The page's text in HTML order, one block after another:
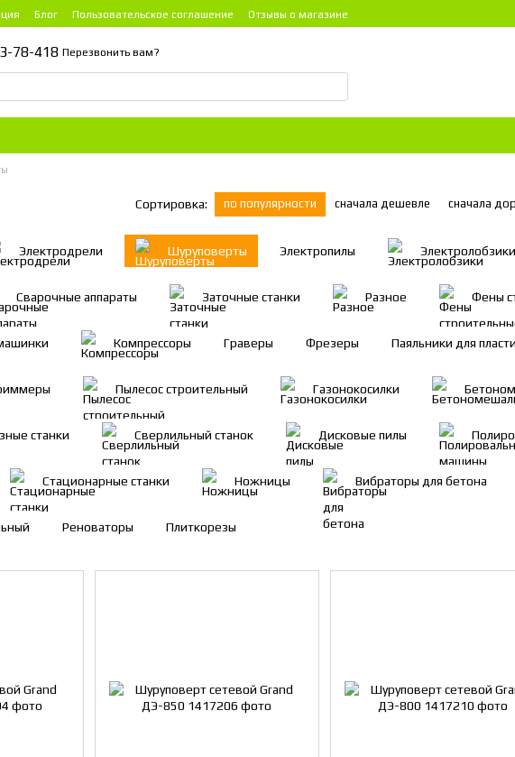
Блог Пользовательское соглашение Отзывы о магазине
78-418 Перезвонить вам?
Сортировка: по популярности сначала дешевле сначала
Электродрели Шуруповерты Электропилы Электролобзики
Сварочные аппараты Заточные станки Разное Фены
Компрессоры Граверы Фрезеры Паяльники для
Пылесос строительный Газонокосилки
станки Сверлильный станок Дисковые пилы
Стационарные станки Ножницы Вибраторы для бетона
Реноваторы Плиткорезы